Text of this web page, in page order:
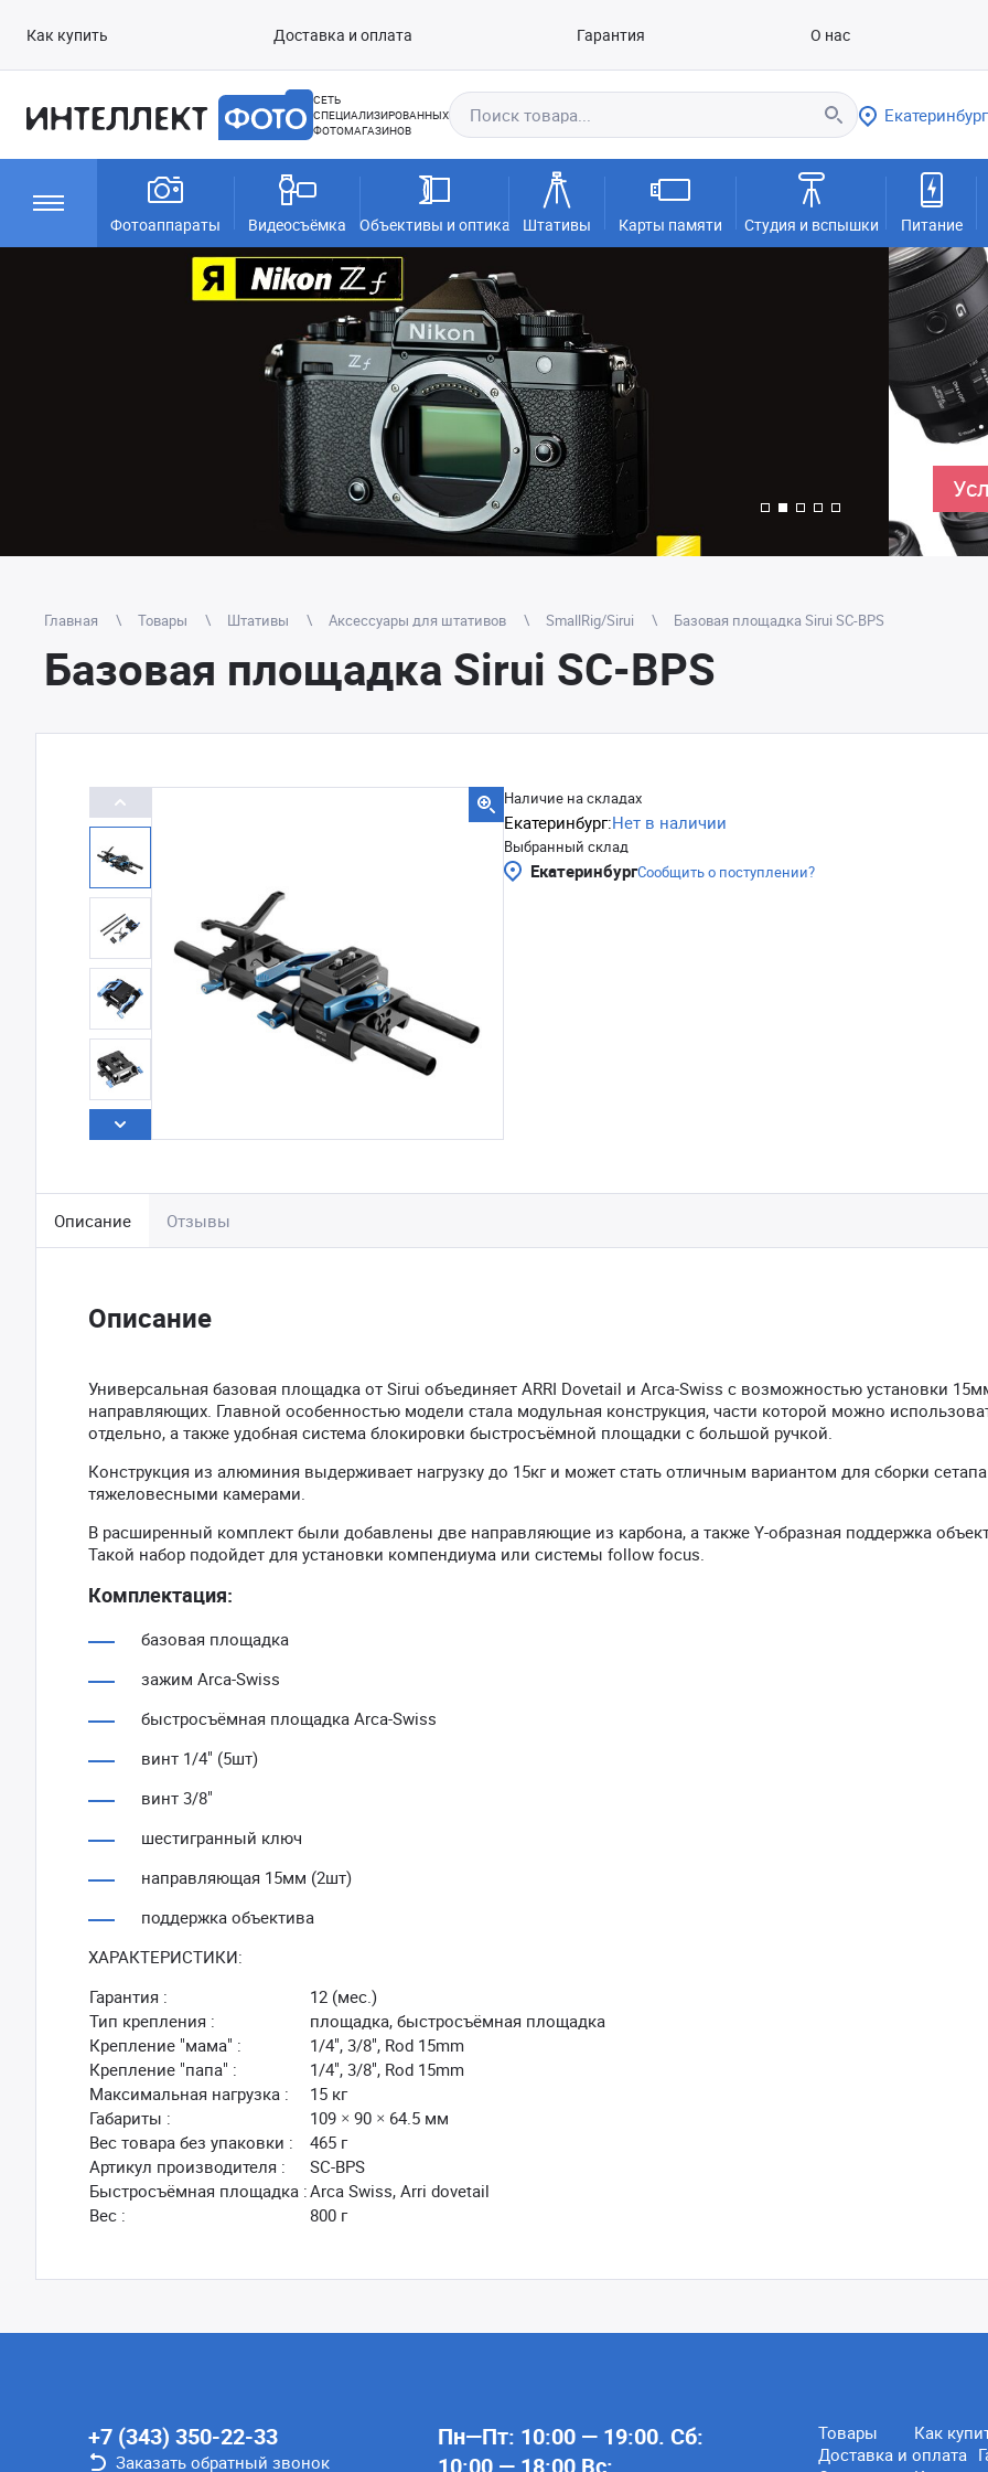
Как купить Доставка и оплата Гарантия О нас
СЕТЬ
СПЕЦИАЛИЗИРОВАННЫХ
ФОТОМАГАЗИНОВ
Екатеринбург
Фотоаппараты Видеосъёмка Объективы и оптика Штативы Карты памяти Студия и вспышки Питание
Главная Товары Штативы Аксессуары для штативов SmallRig/Sirui Базовая площадка Sirui SC-BPS
Базовая площадка Sirui SC-BPS
Наличие на складах
Екатеринбург:Нет в наличии
Выбранный склад
ЕкатеринбургСообщить о поступлении?
Описание Отзывы
Описание
Универсальная базовая площадка от Sirui объединяет ARRI Dovetail и Arca-Swiss с возможностью установки
направляющих. Главной особенностью модели стала модульная конструкция, части которой можно
отдельно, а также удобная система блокировки быстросъёмной площадки с большой ручкой.
Конструкция из алюминия выдерживает нагрузку до 15кг и может стать отличным вариантом для сборки
тяжеловесными камерами.
В расширенный комплект были добавлены две направляющие из карбона, а также Y-образная поддержка
Такой набор подойдет для установки компендиума или системы follow focus.
Комплектация:
базовая площадка
зажим Arca-Swiss
быстросъёмная площадка Arca-Swiss
винт 1/4" (5шт)
винт 3/8"
шестигранный ключ
направляющая 15мм (2шт)
поддержка объектива
ХАРАКТЕРИСТИКИ:
Гарантия :
12 (мес.)
Тип крепления :
площадка, быстросъёмная площадка
Крепление "мама" :
1/4", 3/8", Rod 15mm
Крепление "папа" :
1/4", 3/8", Rod 15mm
Максимальная нагрузка :
15 кг
Габариты :
109 × 90 × 64.5 мм
Вес товара без упаковки :
465 г
Артикул производителя :
SC-BPS
Быстросъёмная площадка :Arca Swiss, Arri dovetail
Вес :
800 г
+7 (343) 350-22-33
Заказать обратный звонок
Пн—Пт: 10:00 — 19:00. Сб:
10:00 — 18:00 Вс:
Товары
Как
Доставка и оплата